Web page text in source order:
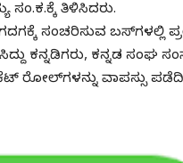
ತಿಳಿಸಿದರು.
ಸಂಚರಿಸುವ ಬಸ್‌ಗಳಲ್ಲಿ
ಕನ್ನಡಿಗರು, ಕನ್ನಡ ಸಂಘ
ರೋಲ್‌ಗಳನ್ನು ವಾಪಸ್ಸು